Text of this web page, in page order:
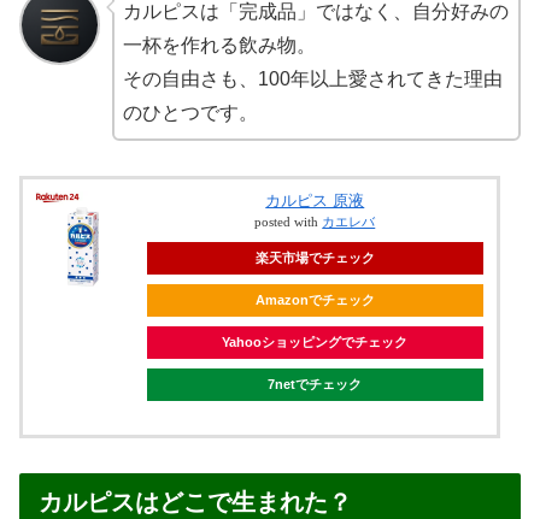
カルピスは「完成品」ではなく、自分好みの
一杯を作れる飲み物。
その自由さも、100年以上愛されてきた理由
のひとつです。
カルピス 原液
posted with カエレバ
楽天市場でチェック
Amazonでチェック
Yahooショッピングでチェック
7netでチェック
カルピスはどこで生まれた？